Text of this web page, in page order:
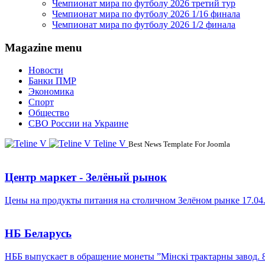
Чемпионат мира по футболу 2026 третий тур
Чемпионат мира по футболу 2026 1/16 финала
Чемпионат мира по футболу 2026 1/2 финала
Magazine menu
Новости
Банки ПМР
Экономика
Спорт
Общество
СВО России на Украине
Teline V Best News Template For Joomla
Центр маркет - Зелёный рынок
Цены на продукты питания на столичном Зелёном рынке
НБ Беларусь
НББ выпускает в обращение монеты ”Мінскі трактарны завод.